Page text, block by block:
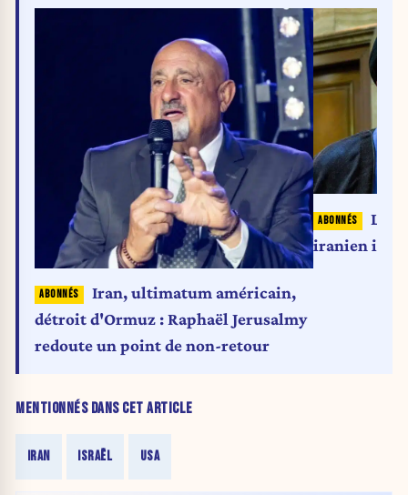
MENTIONNÉS DANS CET ARTICLE
IRAN ISRAËL USA
Iran, ultimatum américain,
détroit d'Ormuz : Raphaël Jerusalmy
redoute un point de non-retour
Le
iranien